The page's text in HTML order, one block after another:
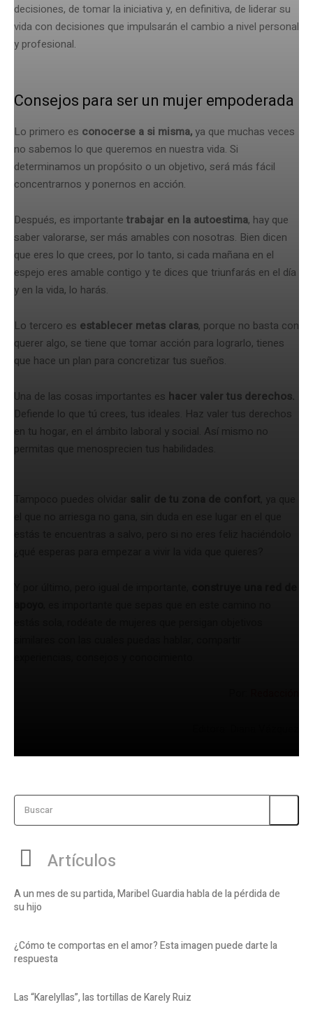
decisiones, de tomar la iniciativa y, en definitiva, de liderar su
vida con decisiones que impulsarán el cambio a nivel personal
y profesional.
Consejos para ser un mujer empoderada
Lo primero es conocerse a si misma, ya que muchas veces
no sabemos lo que queremos en nuestra vida. Si
determinamos un propósito o un objetivo, será más fácil
concentrarnos y ponernos en acción.
Después, es importante trabajar en la autoestima, hay que
saber valorarse, ser más amables con nosotras. Bien dicen
que eres lo que crees, por lo tanto, si cada mañana en el
espejo eres amable contigo y te dices que triunfarás en el día
y en la vida, lo harás.
Lo tercero es establecer metas claras, porque no basta con
querer algo, se tiene que tomar acción para lograrlo, tienes
que hace un plan para concretizar tus sueños.
Una de las cosas importantes es hacer valer tus derechos.
Defiende lo que tú crees, tus ideales. Haz valer tus derechos
en tu hogar, en el ámbito laboral y social. Así mismo no
permitas que menosprecien tus habilidades.
Buscar
Artículos
A un mes de su partida, Maribel Guardia habla de la pérdida de
su hijo
¿Cómo te comportas en el amor? Esta imagen puede darte la
respuesta
Las “Karelyllas”, las tortillas de Karely Ruiz